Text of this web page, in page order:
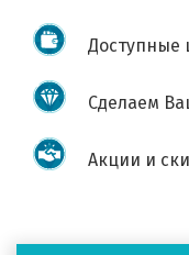
Доступные
Сделаем
Акции и